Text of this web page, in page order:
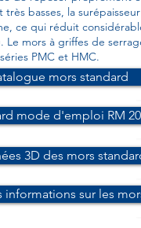
basses, la
ce qui réduit
Le mors à griffes de
PMC et HMC.
mors standard
mode d'emploi RM
3D des mors
informations sur les